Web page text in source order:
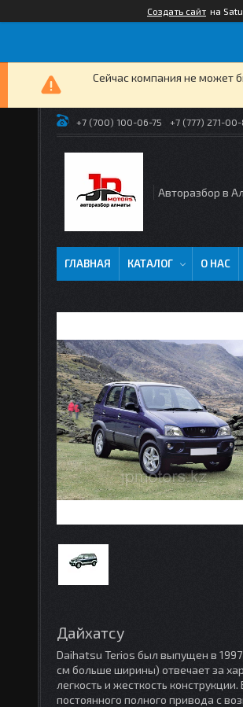
Создать сайт на
Сейчас компания не может
+7 (700) 100-06-75 +7 (777) 271-
Авторазбор в
ГЛАВНАЯ КАТАЛОГ О НАС
Дайхатсу
Daihatsu Terios был выпущен в 1997
см больше ширины) отвечает за
легкость и жесткость
постоянного полного привода с